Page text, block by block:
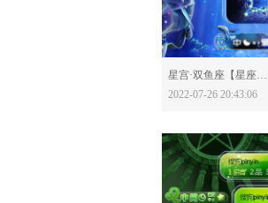
分享：
星宫·双鱼座【星座版】-628602
2022-07-26 20:43:06